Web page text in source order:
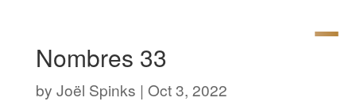
Nombres 33
by Joël Spinks | Oct 3, 2022